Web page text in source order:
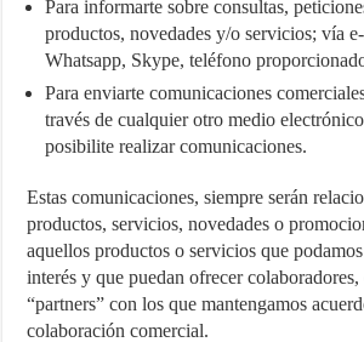
Para informarte sobre consultas,
productos, novedades y/o servicios; vía
Whatsapp, Skype, teléfono
Para enviarte comunicaciones
través de cualquier otro medio
posibilite realizar comunicaciones.
Estas comunicaciones, siempre serán
productos, servicios, novedades o
aquellos productos o servicios que
interés y que puedan ofrecer colaboradores,
“partners” con los que mantengamos
colaboración comercial.